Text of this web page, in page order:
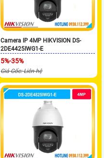
Camera IP 4MP HIKVISION DS-
2DE4425IWG1-E
5%-35%
Giá Gốc: Liên hệ